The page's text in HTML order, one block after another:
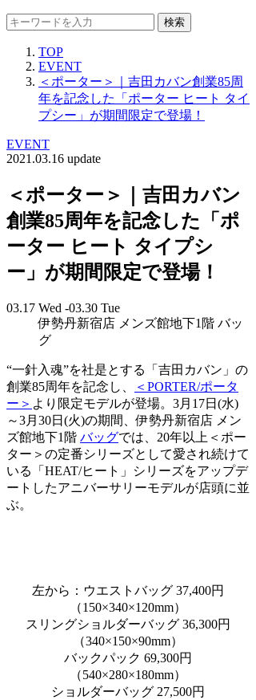
検索
TOP
EVENT
＜ポーター＞｜吉田カバン創業85周
年を記念した「ポーター ヒート タイ
プシー」が期間限定で登場！
EVENT
2021.03.16 update
＜ポーター＞｜吉田カバン
創業85周年を記念した「ポ
ーター ヒート タイプシ
ー」が期間限定で登場！
03.17 Wed -03.30 Tue
伊勢丹新宿店 メンズ館地下1階 バッ
グ
“一針入魂”を社是とする「吉田カバン」の
創業85周年を記念し、
＜PORTER/ポータ
ー＞ より限定モデルが登場。3月17日(水)
～3月30日(火)の期間、伊勢丹新宿店 メン
ズ館地下1階 バッグでは、20年以上＜ポー
ター＞の定番シリーズとして愛され続けて
いる「HEAT/ヒート」シリーズをアップデ
ートしたアニバーサリーモデルが店頭に並
ぶ。
左から：ウエストバッグ 37,400円
（150×340×120mm）
スリングショルダーバッグ 36,300円
（340×150×90mm）
バックパック 69,300円
（540×280×180mm）
ショルダーバッグ 27,500円